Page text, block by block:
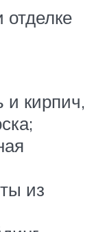
кирпич,
из